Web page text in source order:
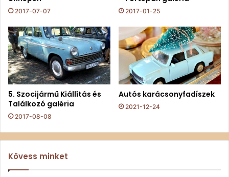
2017-07-07 2017-01-25
5. Szocijármű Kiállítás és
Találkozó galéria
2017-08-08
Autós karácsonyfadíszek
2021-12-24
Kövess minket